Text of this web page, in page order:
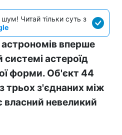
Читай тільки суть з
вперше
системі астероїд
форми. Об'єкт 44
трьох з'єднаних між
власний невеликий